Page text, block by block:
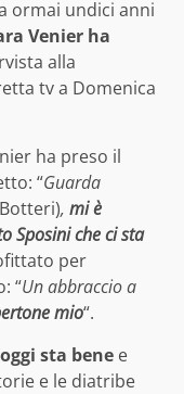
ormai undici anni
Venier ha
alla
tv a Domenica
ha preso il
“Guarda
, mi è
Sposini che ci sta
per
“Un abbraccio a
mio“.
sta bene e
e le diatribe